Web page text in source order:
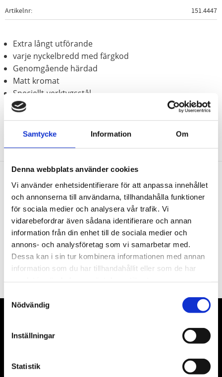
Samtycke Information Om
Denna webbplats använder cookies
Vi använder enhetsidentifierare för att anpassa innehållet
och annonserna till användarna, tillhandahålla funktioner
för sociala medier och analysera vår trafik. Vi
vidarebefordrar även sådana identifierare och annan
information från din enhet till de sociala medier och
annons- och analysföretag som vi samarbetar med.
Dessa kan i sin tur kombinera informationen med annan
information som du har tillhandahållit eller som de har
Nödvändig
Inställningar
Statistik
Artikelnr 151.4447
Extra långt utförande
varje nyckelbredd med färgkod
Genomgående härdad
Matt kromat
Speciellt-verktygsstål
Nyhetsbrev
PRENUMERERA
Dina personuppgifter behandlas i enlighet med vårintegritetspolicy
Våra främsta leverantörer är KS Tools verktyg, ATH billyftar
& däckmaskiner och Master luftmaskiner. Kontakta oss
gärna om vad som helst då vi gör vårt yttersta för att hjälpa